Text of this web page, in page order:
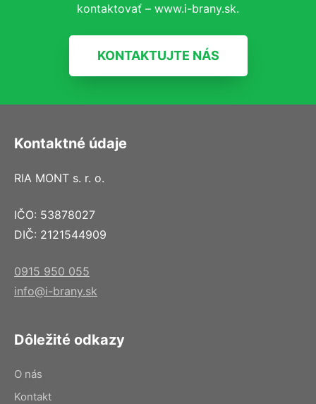
kontaktovať – www.i-brany.sk.
KONTAKTUJTE NÁS
Kontaktné údaje
RIA MONT s. r. o.
IČO: 53878027
DIČ: 2121544909
0915 950 055
info@i-brany.sk
Dôležité odkazy
O nás
Kontakt